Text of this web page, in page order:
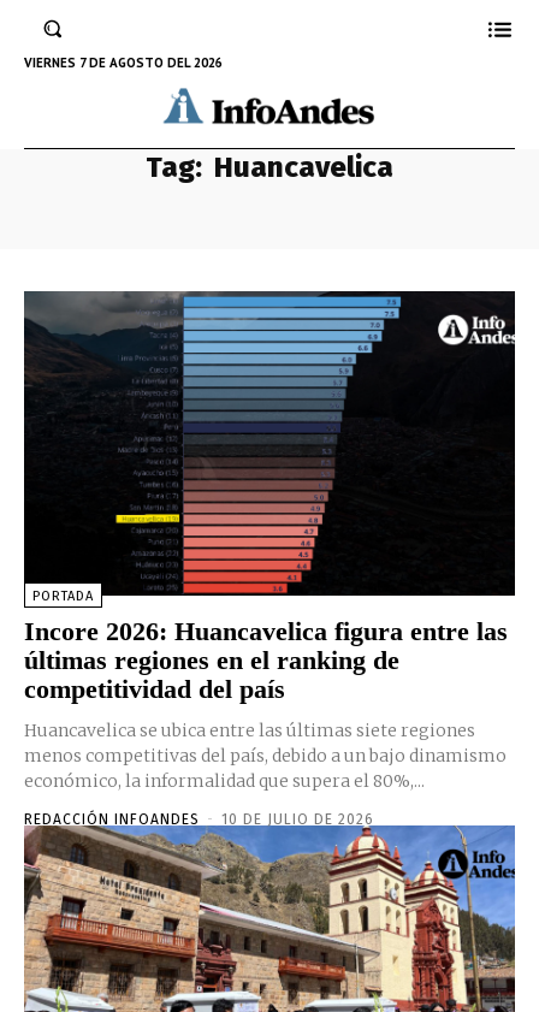
VIERNES 7 DE AGOSTO DEL 2026
Tag: Huancavelica
PORTADA
Incore 2026: Huancavelica figura entre las
últimas regiones en el ranking de
competitividad del país
Huancavelica se ubica entre las últimas siete regiones
menos competitivas del país, debido a un bajo dinamismo
económico, la informalidad que supera el 80%,...
REDACCIÓN INFOANDES - 10 DE JULIO DE 2026